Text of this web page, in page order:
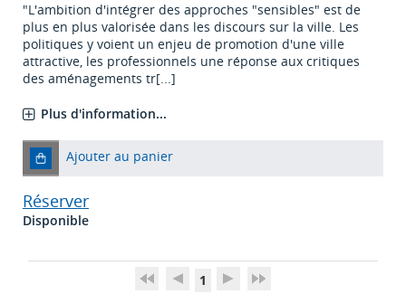
"L'ambition d'intégrer des approches "sensibles" est de
plus en plus valorisée dans les discours sur la ville. Les
politiques y voient un enjeu de promotion d'une ville
attractive, les professionnels une réponse aux critiques
des aménagements tr[...]
Plus d'information...
Ajouter au panier
Réserver
Disponible
1